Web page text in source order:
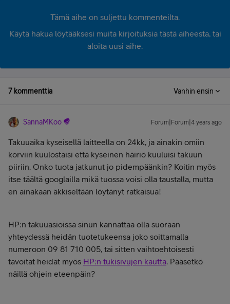
Tämä aihe on suljettu kommenteilta.
Käytä hakua löytääksesi muita kirjoituksia tästä aiheesta, tai
aloita uusi aihe.
7 kommenttia Vanhin ensin
SannaMKoo Forum|Forum|4 years ago
Takuuaika kyseisellä laitteella on 24kk, ja ainakin omiin
korviin kuulostaisi että kyseinen häiriö kuuluisi takuun
piiriin. Onko tuota jatkunut jo pidempäänkin? Koitin myös
itse täältä googlailla mikä tuossa voisi olla taustalla, mutta
en ainakaan äkkiseltään löytänyt ratkaisua!
HP:n takuuasioissa sinun kannattaa olla suoraan
yhteydessä heidän tuotetukeensa joko soittamalla
numeroon 09 81 710 005, tai sitten vaihtoehtoisesti
tavoitat heidät myös HP:n tukisivujen kautta. Pääsetkö
näillä ohjein eteenpäin?